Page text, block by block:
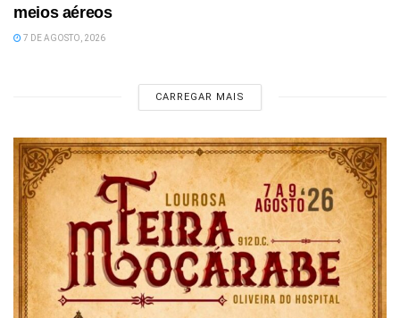
meios aéreos
7 DE AGOSTO, 2026
CARREGAR MAIS